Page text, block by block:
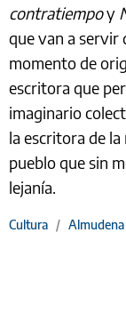
contratiempoy
que van a servir
momento de
escritora que
imaginario
la escritora de
pueblo que sin
lejanía.
Cultura / Almudena